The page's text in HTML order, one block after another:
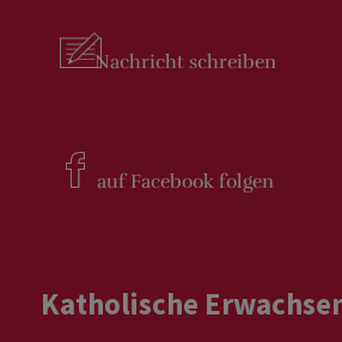
Nachricht schreiben
auf Facebook folgen
Katholische